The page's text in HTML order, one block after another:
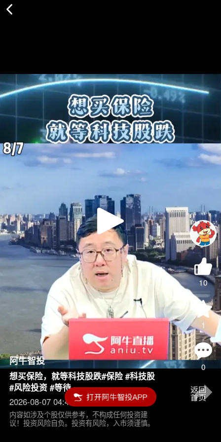
Play
Video
10
1
0
阿牛智投
想买保险，就等科技股跌#保险 #科技股
#风险投资 #等待
2026-08-07 04:45
内容如涉及个股仅供参考，不构成任何投资建
议！投资风险自负。投资有风险，入市须谨慎。